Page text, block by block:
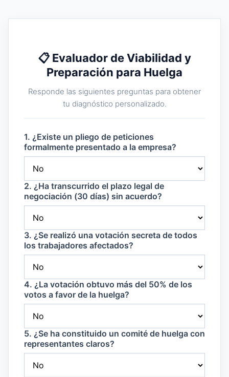
📋 Evaluador de Viabilidad y
Preparación para Huelga
Responde las siguientes preguntas para obtener
tu diagnóstico personalizado.
1. ¿Existe un pliego de peticiones
formalmente presentado a la empresa?
2. ¿Ha transcurrido el plazo legal de
negociación (30 días) sin acuerdo?
3. ¿Se realizó una votación secreta de todos
los trabajadores afectados?
4. ¿La votación obtuvo más del 50% de los
votos a favor de la huelga?
5. ¿Se ha constituido un comité de huelga con
representantes claros?